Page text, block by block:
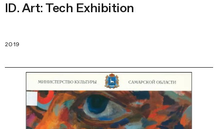
ID. Art: Tech Exhibition
2019